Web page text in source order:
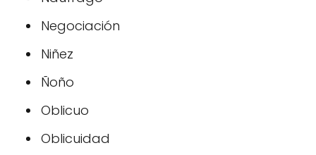
Negociación
Niñez
Ñoño
Oblicuo
Oblicuidad